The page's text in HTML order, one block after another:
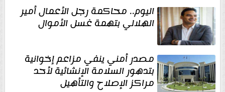
اليوم.. محاكمة رجل الأعمال أمير
الهلالي بتهمة غسل الأموال
مصدر أمني ينفي مزاعم إخوانية
بتدهور السلامة الإنشائية لأحد
مراكز الإصلاح والتأهيل